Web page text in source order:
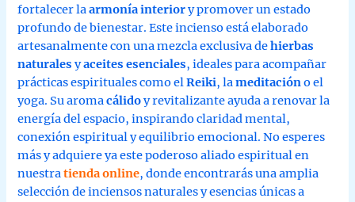
fortalecer laarmonía interiory promover un estado
profundo de bienestar. Este incienso está elaborado
artesanalmente con una mezcla exclusiva dehierbas
naturales yaceites esenciales, ideales para acompañar
prácticas espirituales como elReiki, lameditacióno el
yoga. Su aromacálidoy revitalizante ayuda a renovar la
energía del espacio, inspirando claridad mental,
conexión espiritual y equilibrio emocional. No esperes
más y adquiere ya este poderoso aliado espiritual en
nuestratienda online, donde encontrarás una amplia
selección de inciensos naturales y esencias únicas a